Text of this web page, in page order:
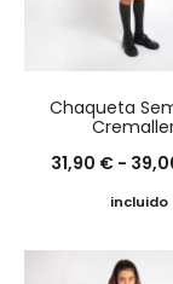
Chaqueta
31,90 € -
incluido